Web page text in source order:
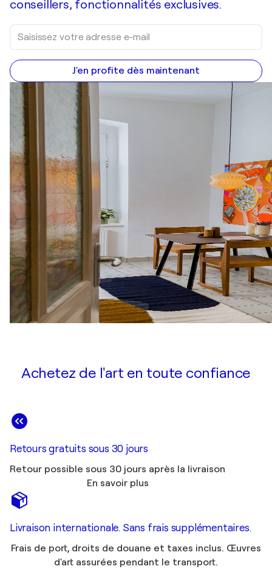
conseillers, fonctionnalités exclusives.
J'en profite dès maintenant
Achetez de l'art en toute confiance
Retours gratuits sous 30 jours
Retour possible sous 30 jours après la livraison
En savoir plus
Livraison internationale. Sans frais supplémentaires.
Frais de port, droits de douane et taxes inclus. Œuvres
d'art assurées pendant le transport.